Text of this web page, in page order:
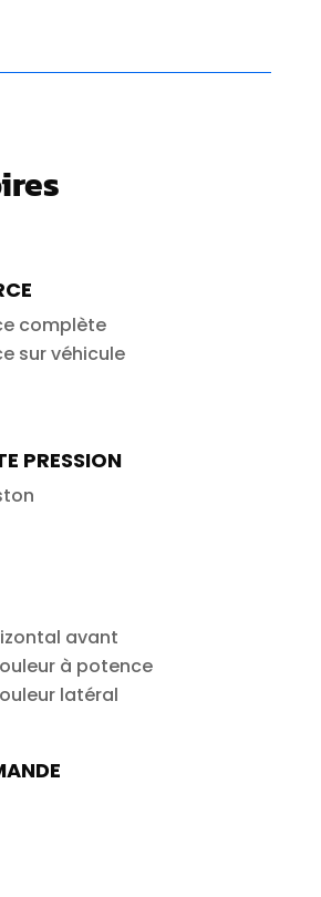
complète
sur véhicule
PRESSION
avant
à potence
latéral